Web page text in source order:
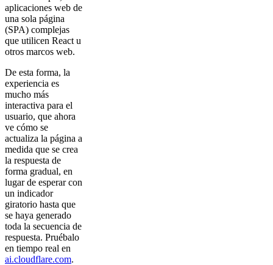
aplicaciones web de
una sola página
(SPA) complejas
que utilicen React u
otros marcos web.
De esta forma, la
experiencia es
mucho más
interactiva para el
usuario, que ahora
ve cómo se
actualiza la página a
medida que se crea
la respuesta de
forma gradual, en
lugar de esperar con
un indicador
giratorio hasta que
se haya generado
toda la secuencia de
respuesta. Pruébalo
en tiempo real en
ai.cloudflare.com.